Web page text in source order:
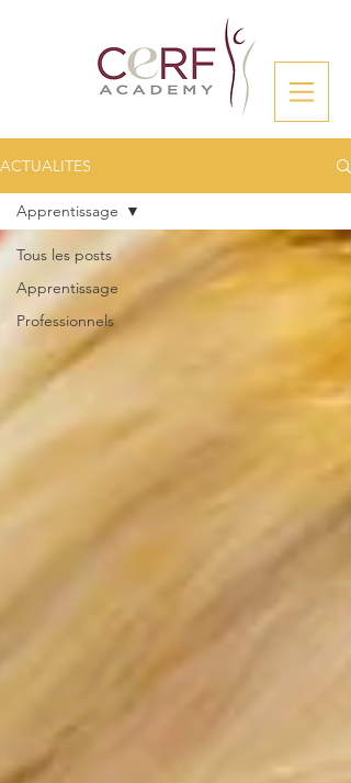
ACTUALITES
Tous les posts
Apprentissage
Professionnels
Apprentissage